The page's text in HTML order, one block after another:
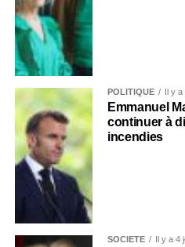
POLITIQUE Il y
Emmanuel
continuer à
incendies
SOCIÉTÉ Il y a 4